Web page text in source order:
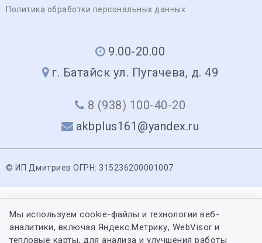
Политика обработки персональных данных
9.00-20.00
г. Батайск ул. Пугачева, д. 49
8 (938) 100-40-20
akbplus161@yandex.ru
© ИП Дмитриев ОГРН: 315236200001007
Мы используем cookie-файлы и технологии веб-
аналитики, включая Яндекс.Метрику, WebVisor и
тепловые карты, для анализа и улучшения работы